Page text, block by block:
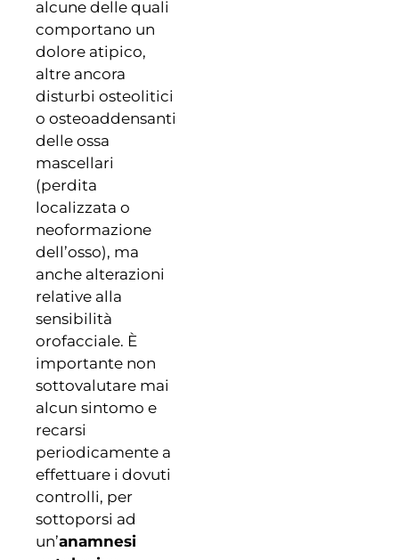
alcune delle quali
comportano un
dolore atipico,
altre ancora
disturbi osteolitici
o osteoaddensanti
delle ossa
mascellari
(perdita
localizzata o
neoformazione
dell’osso), ma
anche alterazioni
relative alla
sensibilità
orofacciale. È
importante non
sottovalutare mai
alcun sintomo e
recarsi
periodicamente a
effettuare i dovuti
controlli, per
sottoporsi ad
un’anamnesi